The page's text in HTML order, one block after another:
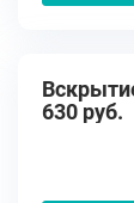
630 руб.